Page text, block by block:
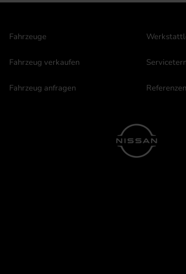
Fahrzeuge
Fahrzeug verkaufen
Fahrzeug anfragen Referenzen